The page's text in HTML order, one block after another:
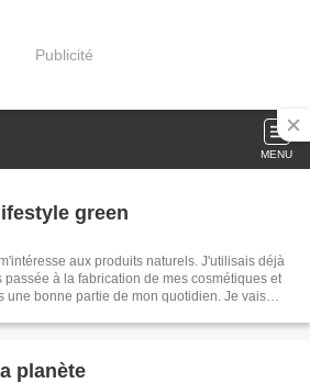
Publicité
MENU
green
aux produits naturels. J'utilisais déjà
passée à la fabrication de mes cosmétiques et
une bonne partie de mon quotidien. Je vais
planète